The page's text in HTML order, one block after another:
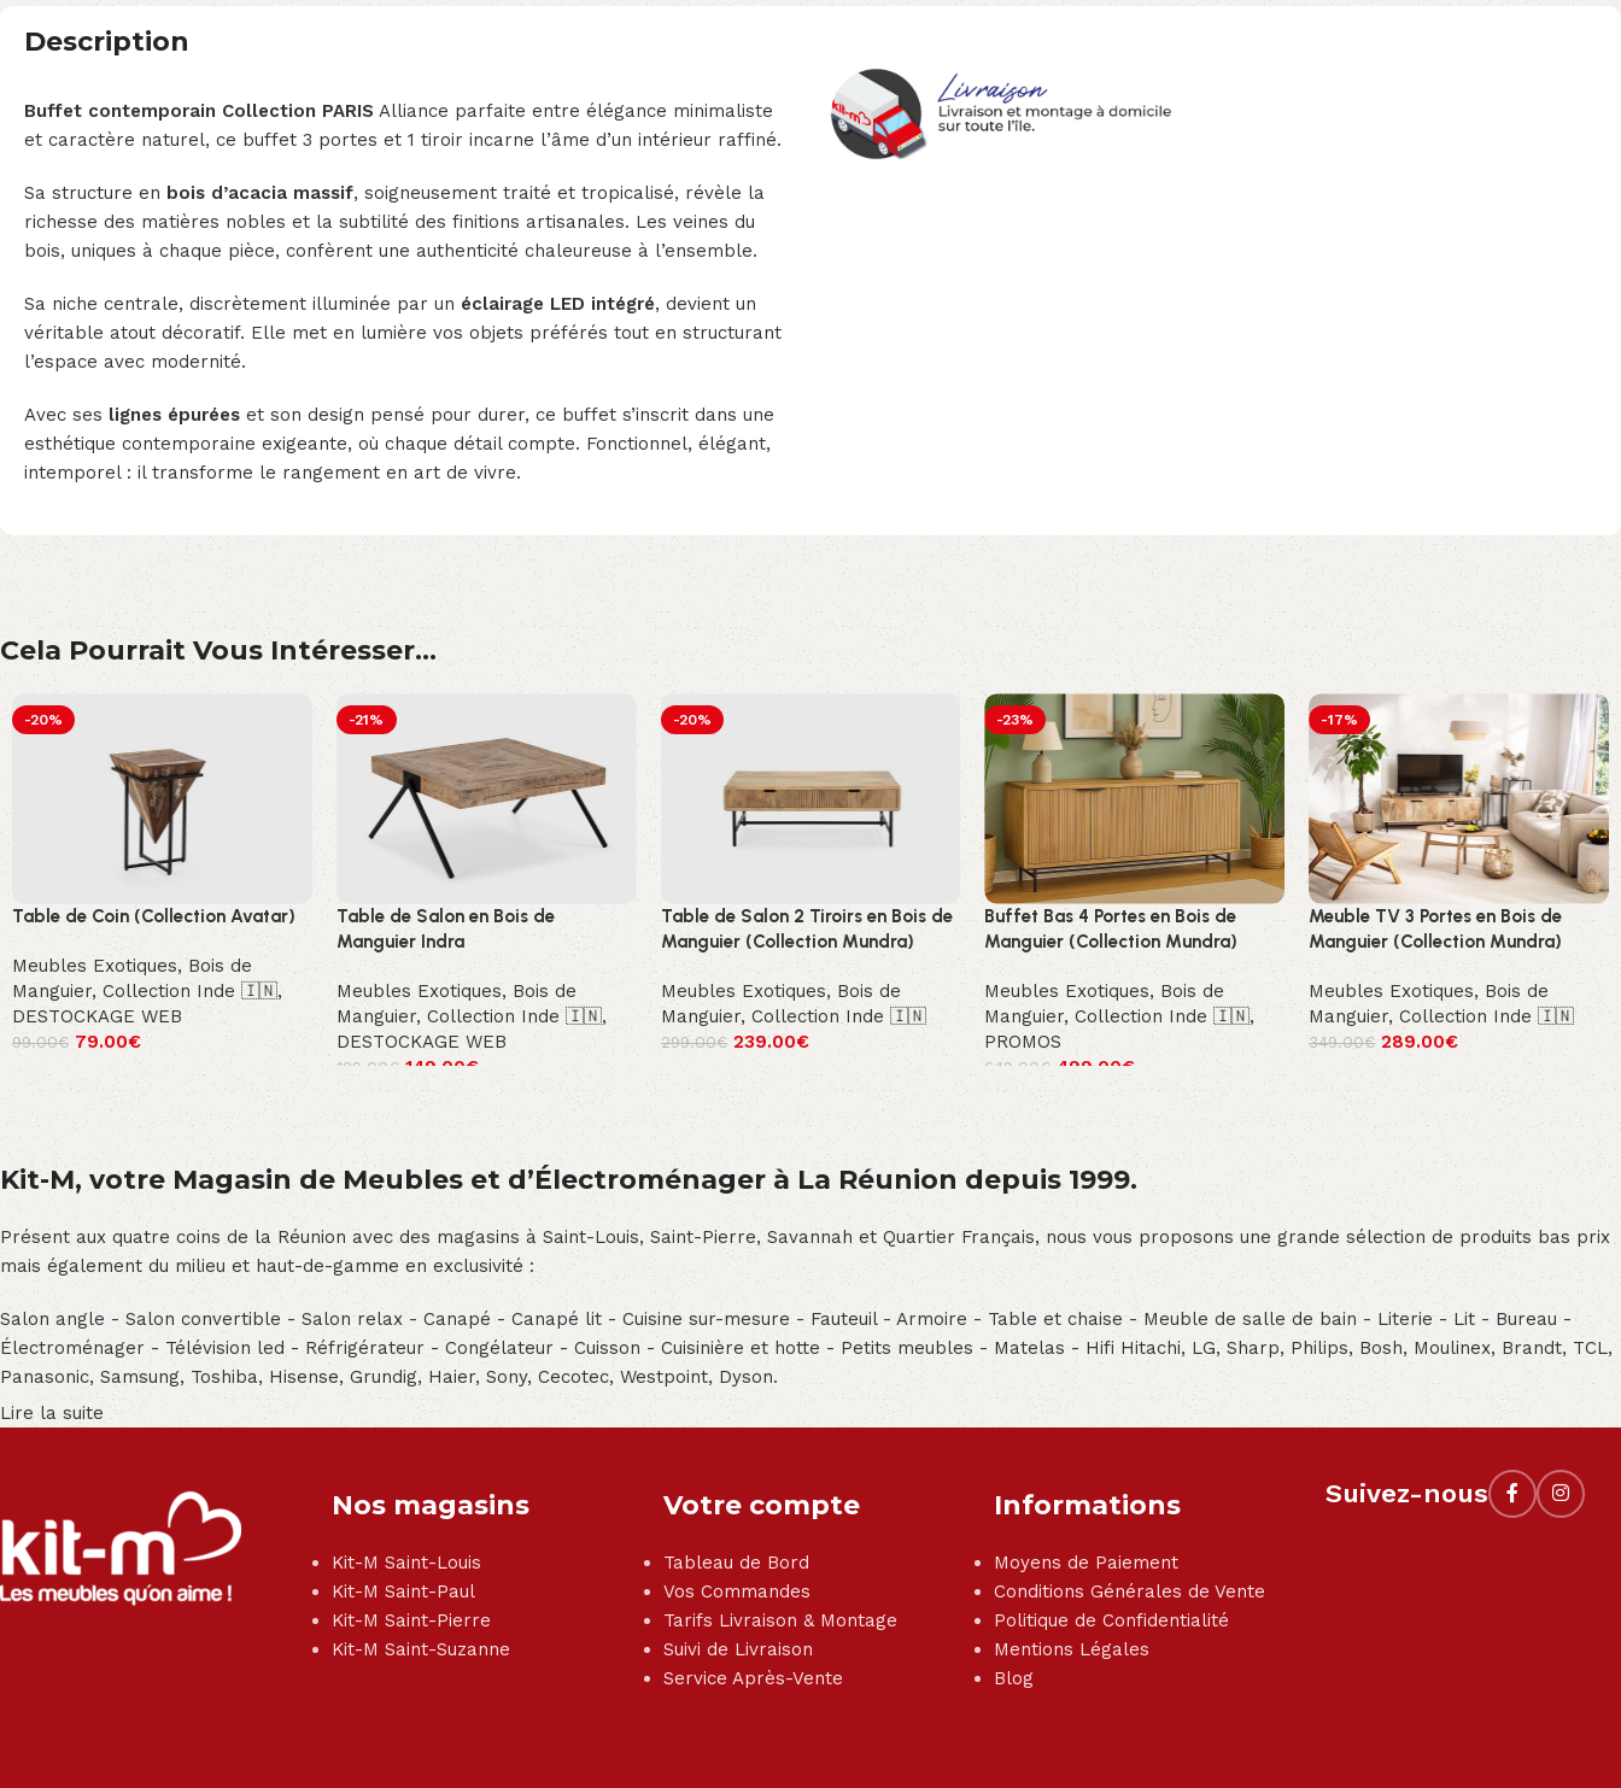
Description
Buffet contemporain Collection PARIS Alliance parfaite entre élégance minimaliste
et caractère naturel, ce buffet 3 portes et 1 tiroir incarne l’âme d’un intérieur raffiné.
Sa structure en bois d’acacia massif, soigneusement traité et tropicalisé, révèle la
richesse des matières nobles et la subtilité des finitions artisanales. Les veines du
bois, uniques à chaque pièce, confèrent une authenticité chaleureuse à l’ensemble.
Sa niche centrale, discrètement illuminée par un éclairage LED intégré, devient un
véritable atout décoratif. Elle met en lumière vos objets préférés tout en structurant
l’espace avec modernité.
Avec ses lignes épurées et son design pensé pour durer, ce buffet s’inscrit dans une
esthétique contemporaine exigeante, où chaque détail compte. Fonctionnel, élégant,
intemporel : il transforme le rangement en art de vivre.
Cela Pourrait Vous Intéresser...
-20%
Table de Coin (Collection Avatar)
Meubles Exotiques, Bois de
Manguier, Collection Inde 🇮🇳,
DESTOCKAGE WEB
99.00€ 79.00€
-21%
Table de Salon en Bois de
Manguier Indra
Meubles Exotiques, Bois de
Manguier, Collection Inde 🇮🇳,
DESTOCKAGE WEB
189.00€ 149.00€
-20%
Table de Salon 2 Tiroirs en Bois de
Manguier (Collection Mundra)
Meubles Exotiques, Bois de
Manguier, Collection Inde 🇮🇳
299.00€ 239.00€
-23%
Buffet Bas 4 Portes en Bois de
Manguier (Collection Mundra)
Meubles Exotiques, Bois de
Manguier,Collection Inde 🇮🇳,
PROMOS
649.00€ 499.00€
-17%
Meuble TV 3 Portes en Bois de
Manguier (Collection Mundra)
Meubles Exotiques, Bois de
Manguier,Collection Inde 🇮🇳
349.00€ 289.00€
Kit-M, votre Magasin de Meubles et d’Électroménager à La Réunion depuis 1999.
Présent aux quatre coins de la Réunion avec des magasins à Saint-Louis, Saint-Pierre, Savannah et Quartier Français, nous vous proposons une grande sélection de produits bas prix
mais également du milieu et haut-de-gamme en exclusivité :
Salon angle - Salon convertible - Salon relax - Canapé - Canapé lit - Cuisine sur-mesure - Fauteuil - Armoire - Table et chaise - Meuble de salle de bain - Literie - Lit - Bureau -
Électroménager - Télévision led - Réfrigérateur - Congélateur - Cuisson - Cuisinière et hotte - Petits meubles - Matelas - Hifi Hitachi, LG, Sharp, Philips, Bosh, Moulinex, Brandt, TCL,
Panasonic, Samsung, Toshiba, Hisense, Grundig, Haier, Sony, Cecotec, Westpoint, Dyson.
Lire la suite
Nos magasins
Kit-M Saint-Louis
Kit-M Saint-Paul
Kit-M Saint-Pierre
Kit-M Saint-Suzanne
Votre compte
Tableau de Bord
Vos Commandes
Tarifs Livraison & Montage
Suivi de Livraison
Service Après-Vente
Informations
Moyens de Paiement
Conditions Générales de Vente
Politique de Confidentialité
Mentions Légales
Blog
Suivez-nous